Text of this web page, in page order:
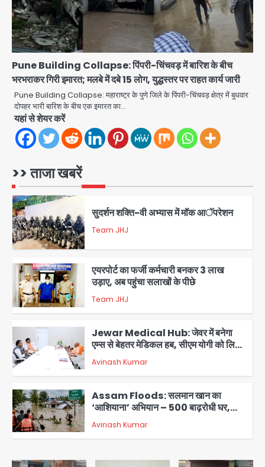
Pune Building Collapse: पिंपरी-चिंचवड़ में बारिश के बीच
भरभराकर गिरी इमारत; मलबे में दबे 15 लोग, युद्धस्तर पर राहत कार्य जारी
Pune Building Collapse: महाराष्ट्र के पुणे जिले के पिंपरी-चिंचवड़ क्षेत्र में बुधवार
दोपहर भारी बारिश के बीच एक इमारत का…
यहां से शेयर करें
>> ताजा खबरें
4
Jewar Medical Hub: जेवर में बनेगा
एम्स से बेहतर मेडिकल हब, सीएम योगी को लिखा
Avinash Kumar
5
Assam Floods: सलमान खान का
‘आशियाना’ अभियान – 500 बाढ़रोधी घर,
220 तैयार; जुबीन गर्ग की विरासत और बॉलीवुड
सितारों का जमीनी सहयोग
Avinash Kumar
1
युवा इनोवेटरों की सोच से हाईटेक होगी दिल्ली
पुलिस
2
Team JHJ
3
उड़ाए, अब पहुंचा सलाखों के पीछे
Team JHJ
4
एम्स से बेहतर मेडिकल हब, सीएम योगी को लिखा
पत्र
Avinash Kumar
5
‘आशियाना’ अभियान – 500 बाढ़रोधी घर,
220 तैयार; जुबीन गर्ग की विरासत और बॉलीवुड
सितारों का जमीनी सहयोग
Avinash Kumar
पुलिस